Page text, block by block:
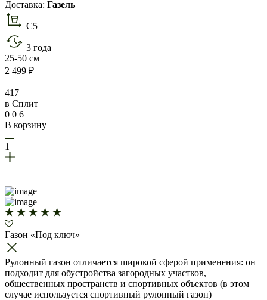
Доставка: Газель
С5
3 года
25-50 см
2 499 ₽
417
в Сплит
0 0 6
В корзину
1
Газон «Под ключ»
Рулонный газон отличается широкой сферой применения: он
подходит для обустройства загородных участков,
общественных пространств и спортивных объектов (в этом
случае используется спортивный рулонный газон)